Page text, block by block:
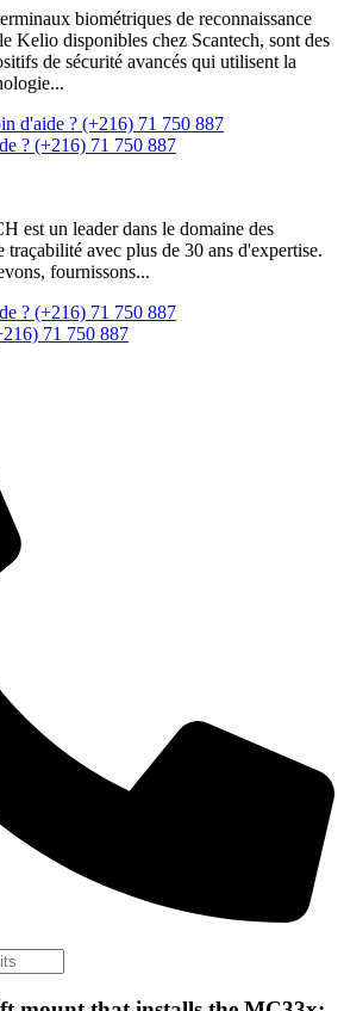
biométriques de reconnaissance
Kelio disponibles chez Scantech, sont des
de sécurité avancés qui utilisent la
d'aide ? (+216) 71 750 887
? (+216) 71 750 887
est un leader dans le domaine des
traçabilité avec plus de 30 ans d'expertise.
fournissons...
? (+216) 71 750 887
71 750 887